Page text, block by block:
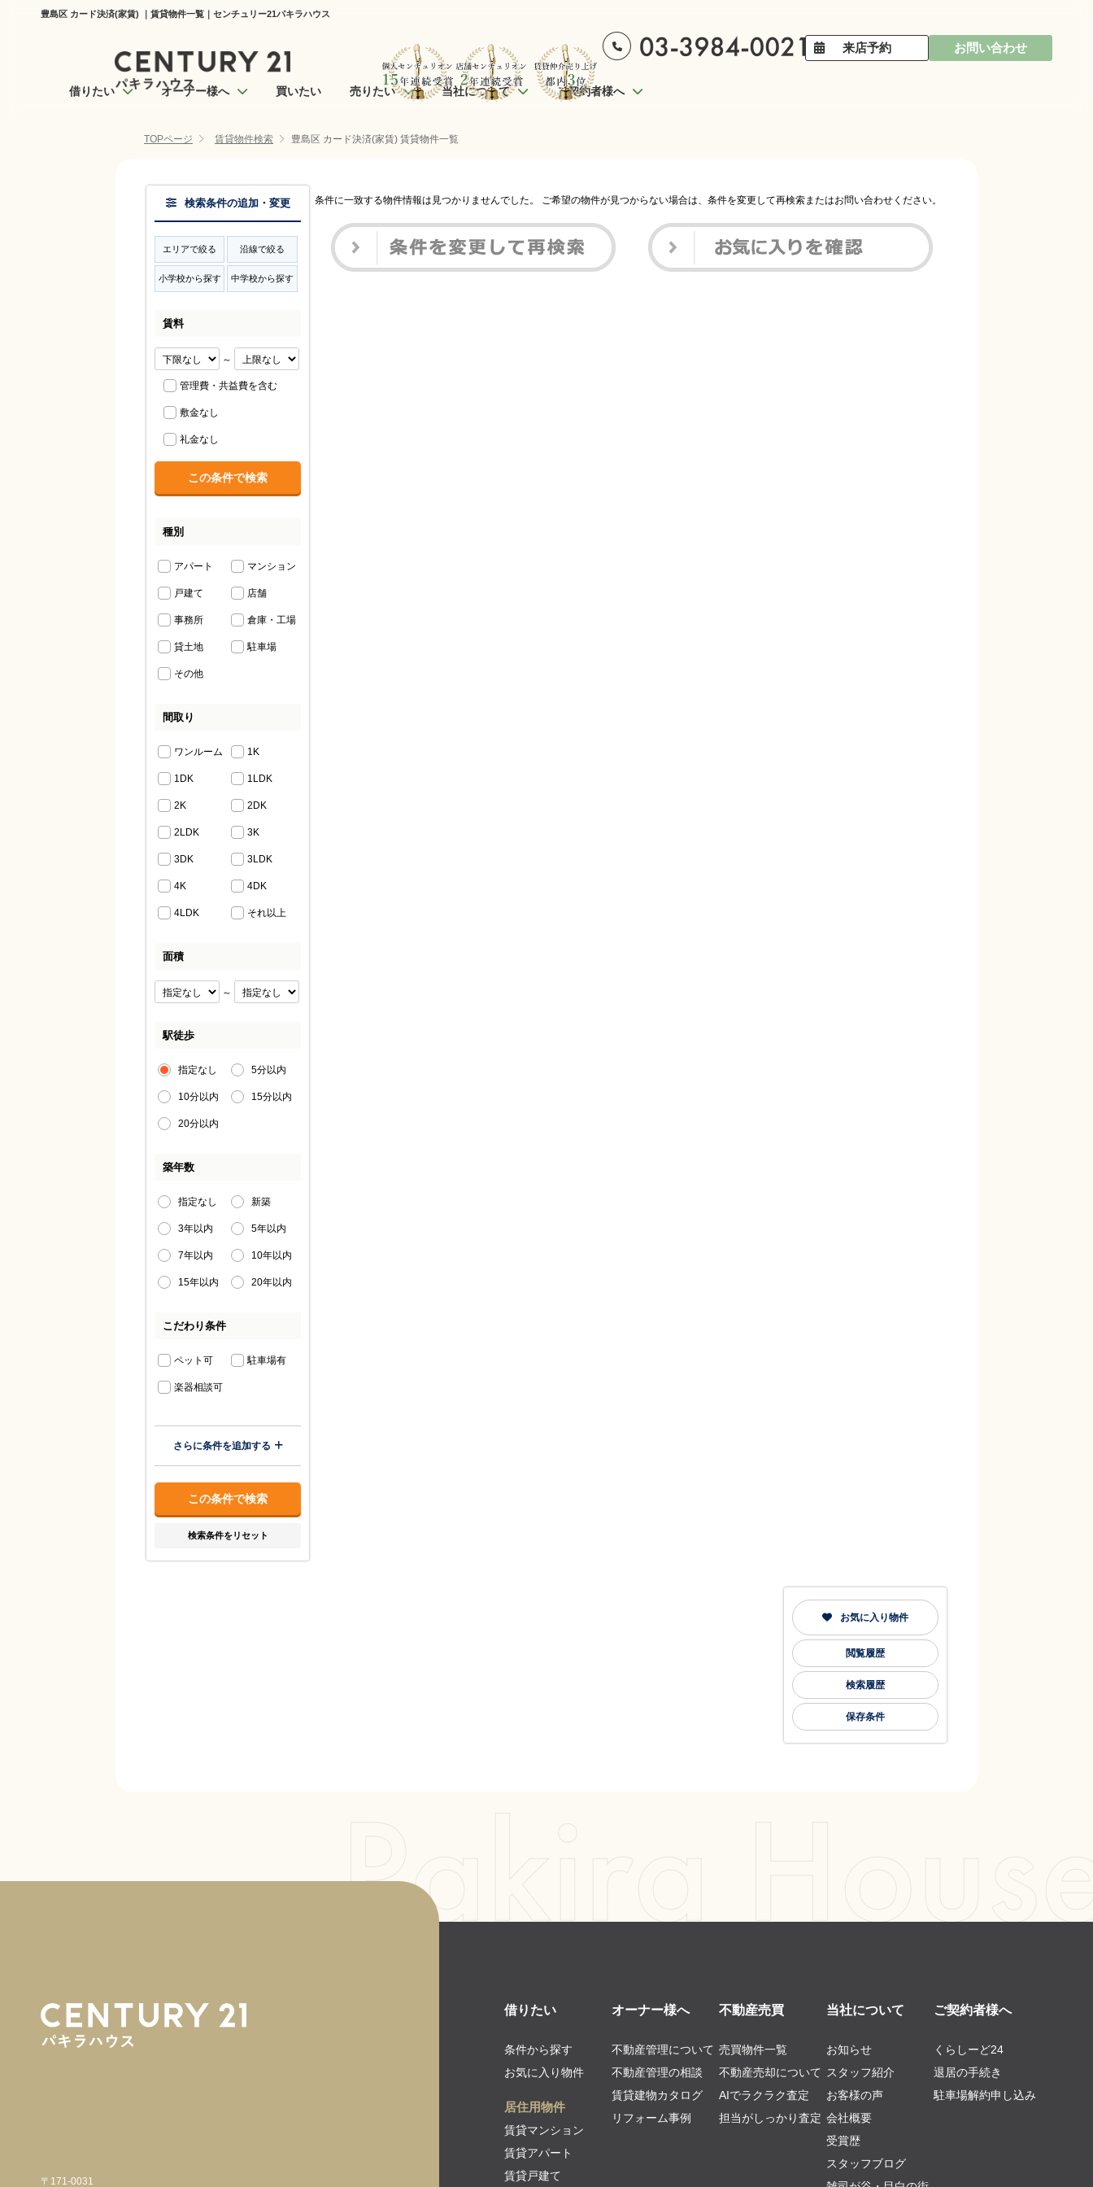
豊島区 カード決済(家賃) ｜賃貸物件一覧｜センチュリー21パキラハウス
来店予約 お問い合わせ
借りたい オーナー様へ 買いたい 売りたい 当社について ご契約者様へ
TOPページ 賃貸物件検索 豊島区 カード決済(家賃) 賃貸物件一覧
条件に一致する物件情報は見つかりませんでした。 ご希望の物件が見つからない場合は、条件を変更して再検索またはお問い合わせください。
検索条件の追加・変更
エリアで絞る 沿線で絞る
小学校から探す 中学校から探す
賃料
～
管理費・共益費を含む
敷金なし
礼金なし
種別
アパート マンション
戸建て 店舗
事務所 倉庫・工場
貸土地 駐車場
その他
間取り
ワンルーム 1K
1DK 1LDK
2K 2DK
2LDK 3K
3DK 3LDK
4K 4DK
4LDK それ以上
面積
～
駅徒歩
指定なし 5分以内
10分以内 15分以内
20分以内
築年数
指定なし 新築
3年以内 5年以内
7年以内 10年以内
15年以内 20年以内
こだわり条件
ペット可 駐車場有
楽器相談可
さらに条件を追加する
検索条件をリセット
お気に入り物件
閲覧履歴
検索履歴
保存条件
〒171-0031
借りたい
条件から探す
お気に入り物件
居住用物件
賃貸マンション
賃貸アパート
賃貸戸建て
オーナー様へ
不動産管理について
不動産管理の相談
賃貸建物カタログ
リフォーム事例
不動産売買
売買物件一覧
不動産売却について
AIでラクラク査定
担当がしっかり査定
当社について
お知らせ
スタッフ紹介
お客様の声
会社概要
受賞歴
スタッフブログ
ご契約者様へ
くらしーど24
退居の手続き
駐車場解約申し込み